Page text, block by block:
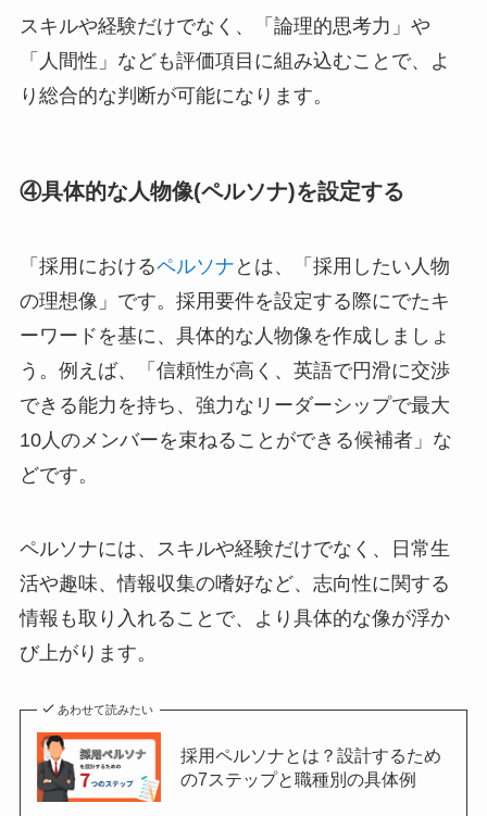
スキルや経験だけでなく、「論理的思考力」や
「人間性」なども評価項目に組み込むことで、よ
り総合的な判断が可能になります。
④具体的な人物像(ペルソナ)を設定する
「採用におけるペルソナ とは、「採用したい人物
の理想像」です。採用要件を設定する際にでたキ
ーワードを基に、具体的な人物像を作成しましょ
う。例えば、「信頼性が高く、英語で円滑に交渉
できる能力を持ち、強力なリーダーシップで最大
10人のメンバーを束ねることができる候補者」な
どです。
ペルソナには、スキルや経験だけでなく、日常生
活や趣味、情報収集の嗜好など、志向性に関する
情報も取り入れることで、より具体的な像が浮か
び上がります。
あわせて読みたい
採用ペルソナとは？設計するため
の7ステップと職種別の具体例